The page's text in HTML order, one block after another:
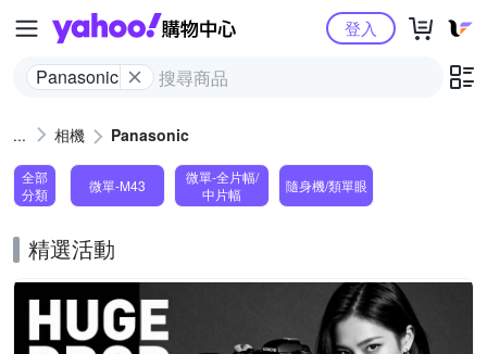
Yahoo購物中心
Panasonic
登入
相機 Panasonic
全部
分類
微單-M43
微單-全片幅/
中片幅
隨身機/類單眼
精選活動